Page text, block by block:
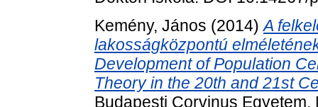
Kemény, János (2014)A
lakosságközpontú
Development of Population
Theory in the 20th and 21st
Budapesti Corvinus